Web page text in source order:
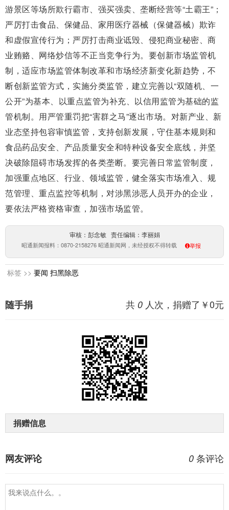
游景区等场所欺行霸市、强买强卖、垄断经营等“土霸王”；
严厉打击食品、保健品、家用医疗器械（保健器械）欺诈
和虚假宣传行为；严厉打击商业诋毁、侵犯商业秘密、商
业贿赂、网络炒信等不正当竞争行为。要创新市场监管机
制，适应市场监管体制改革和市场经济新变化新趋势，不
断创新监管方式，实施分类监管，建立完善以“双随机、一
公开”为基本、以重点监管为补充、以信用监管为基础的监
管机制。用严管重罚把“害群之马”逐出市场。对新产业、新
业态坚持包容审慎监管，支持创新发展，守住基本规则和
食品药品安全、产品质量安全和特种设备安全底线，并坚
决破除阻碍市场发挥的各类垄断。要完善日常监管制度，
加强重点地区、行业、领域监管，健全落实市场准入、规
范管理、重点监控等机制，对涉黑涉恶人员开办的企业，
要依法严格资格审查，加强市场监管。
审核：彭念敏 责任编辑：李丽娟
昭通新闻报料：0870-2158276 昭通新闻网，未经授权不得转载 举报
标签 >> 要闻 扫黑除恶
共 0 人次，捐赠了￥0元
随手捐
捐赠信息
0 条评论
网友评论